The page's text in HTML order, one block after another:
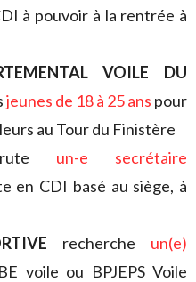
à pouvoir à la rentrée à
VOILE DU
jeunes de 18 à 25 ans pour
au Tour du Finistère
un-e secrétaire
en CDI basé au siège, à
recherche un(e)
BE voile ou BPJEPS Voile